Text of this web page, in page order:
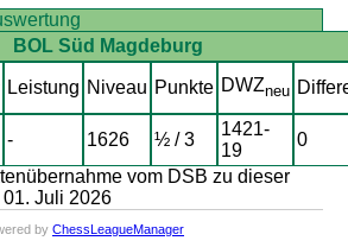
BOL Süd Magdeburg
Leistung Niveau Punkte DWZneu
- 1626 ½ / 3
1421-
19
0
vom DSB zu dieser
Juli 2026
by ChessLeagueManager